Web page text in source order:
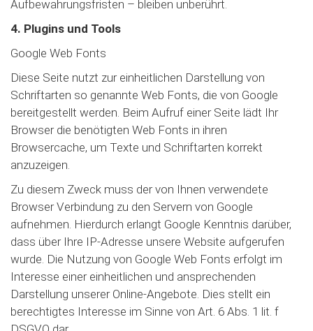
Aufbewahrungsfristen – bleiben unberührt.
4. Plugins und Tools
Google Web Fonts
Diese Seite nutzt zur einheitlichen Darstellung von
Schriftarten so genannte Web Fonts, die von Google
bereitgestellt werden. Beim Aufruf einer Seite lädt Ihr
Browser die benötigten Web Fonts in ihren
Browsercache, um Texte und Schriftarten korrekt
anzuzeigen.
Zu diesem Zweck muss der von Ihnen verwendete
Browser Verbindung zu den Servern von Google
aufnehmen. Hierdurch erlangt Google Kenntnis darüber,
dass über Ihre IP-Adresse unsere Website aufgerufen
wurde. Die Nutzung von Google Web Fonts erfolgt im
Interesse einer einheitlichen und ansprechenden
Darstellung unserer Online-Angebote. Dies stellt ein
berechtigtes Interesse im Sinne von Art. 6 Abs. 1 lit. f